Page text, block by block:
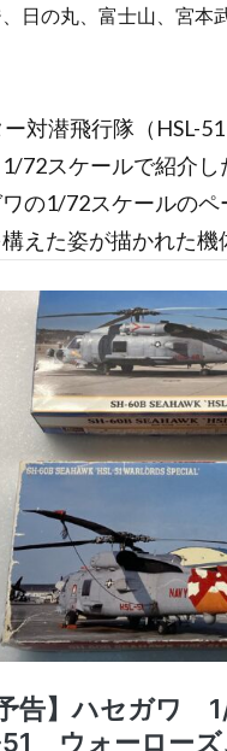
日の丸、富士山、宮本
対潜飛行隊（HSL-
72スケールで紹介
の1/72スケールの
えた姿が描かれた機